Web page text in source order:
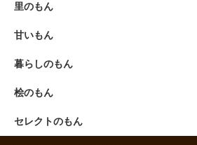
里のもん
甘いもん
暮らしのもん
桧のもん
セレクトのもん